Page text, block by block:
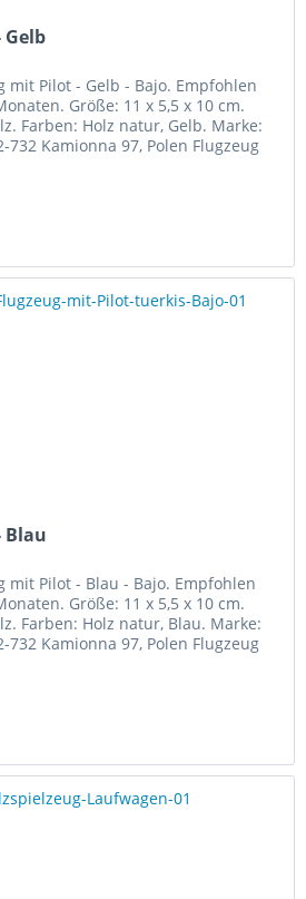
mit Pilot - Gelb - Bajo. Empfohlen
Größe: 11 x 5,5 x 10 cm.
Farben: Holz natur, Gelb. Marke:
732 Kamionna 97, Polen Flugzeug
Blau
mit Pilot - Blau - Bajo. Empfohlen
Größe: 11 x 5,5 x 10 cm.
Farben: Holz natur, Blau. Marke:
732 Kamionna 97, Polen Flugzeug